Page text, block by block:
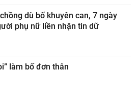
dù bố khuyên can, 7 ngày
phụ nữ liền nhận tin dữ
làm bố đơn thân